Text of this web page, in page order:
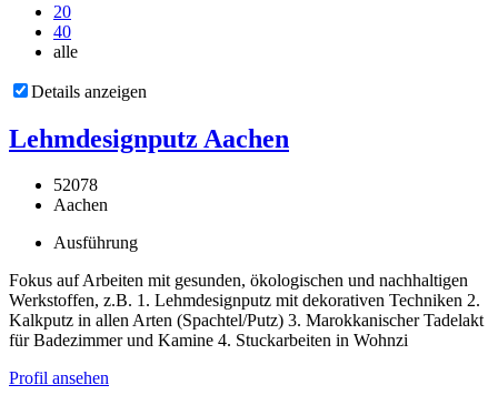
20
40
alle
Details anzeigen
Lehmdesignputz Aachen
52078
Aachen
Ausführung
Fokus auf Arbeiten mit gesunden, ökologischen und nachhaltigen
Werkstoffen, z.B. 1. Lehmdesignputz mit dekorativen Techniken 2.
Kalkputz in allen Arten (Spachtel/Putz) 3. Marokkanischer Tadelakt
für Badezimmer und Kamine 4. Stuckarbeiten in Wohnzi
Profil ansehen